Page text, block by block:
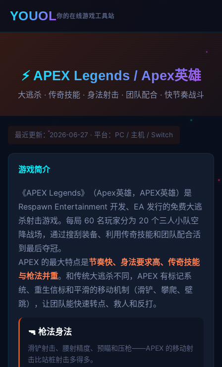
YOUOL你的在线游戏工具站
⚡ APEX Legends / Apex英雄
大逃杀 · 传奇技能 · 身法射击 · 团队配合 · 快节奏战斗
最近更新：2026-06-27 · 平台：PC / 主机 / Switch
游戏简介
《APEX Legends》（Apex英雄，APEX英雄）是
Respawn Entertainment 开发、EA 发行的免费大逃
杀射击游戏。每局 60 名玩家分为 20 个三人小队空
降战场，通过搜刮装备、利用传奇技能和团队配合活
到最后夺冠。
APEX 的最大特点是节奏快、身法要求高、传奇技能
与枪法并重。和传统大逃杀不同，APEX 有标记系
统、重生信标和平滑的移动机制（滑铲、攀爬、壁
跳），让团队能快速转点、救人和反打。
🔫 枪法身法
滑铲射击、腰射精度、预瞄和压枪——APEX 的移动射
击比站桩射击多得多。